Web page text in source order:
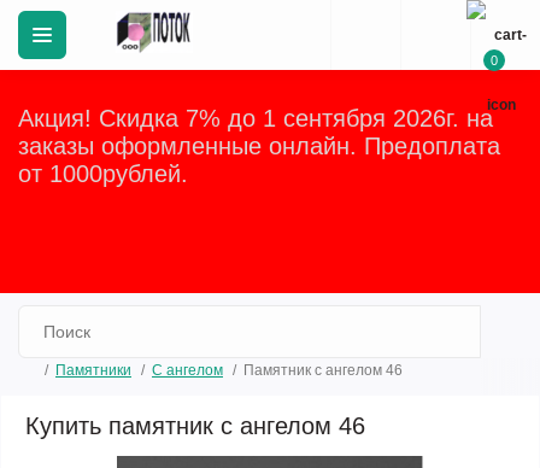
Акция! Скидка 7% до 1 сентября 2026г. на
заказы оформленные онлайн. Предоплата
от 1000рублей.
0
Памятники C ангелом Памятник с ангелом 46
Купить памятник с ангелом 46